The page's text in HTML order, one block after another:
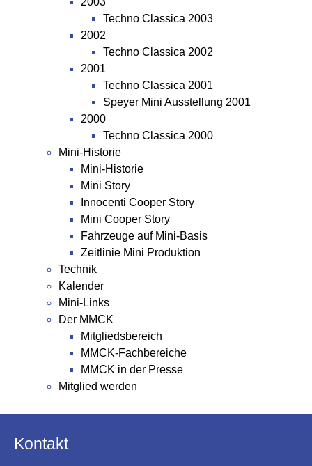
Techno Classica 2003
2002
Techno Classica 2002
2001
Techno Classica 2001
Speyer Mini Ausstellung 2001
2000
Techno Classica 2000
Mini-Historie
Mini-Historie
Mini Story
Innocenti Cooper Story
Mini Cooper Story
Fahrzeuge auf Mini-Basis
Zeitlinie Mini Produktion
Technik
Kalender
Mini-Links
Der MMCK
Mitgliedsbereich
MMCK-Fachbereiche
MMCK in der Presse
Mitglied werden
Kontakt